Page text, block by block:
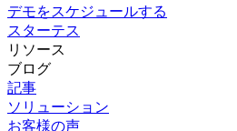
デモをスケジュールする
スターテス
リソース
ブログ
記事
ソリューション
お客様の声